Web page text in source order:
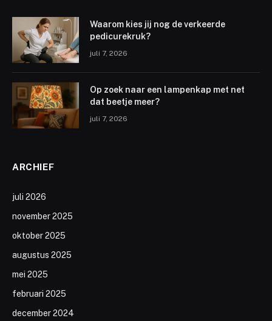
Waarom kies jij nog de verkeerde
pedicurekruk?
juli 7, 2026
Op zoek naar een lampenkap met net
dat beetje meer?
juli 7, 2026
ARCHIEF
juli 2026
november 2025
oktober 2025
augustus 2025
mei 2025
februari 2025
december 2024